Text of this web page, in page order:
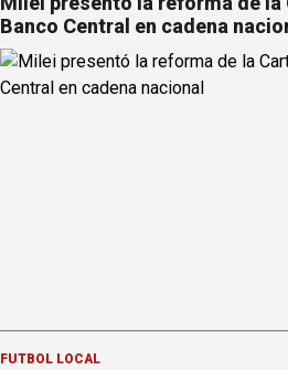
Banco Central en cadena
FÚTBOL LOCAL